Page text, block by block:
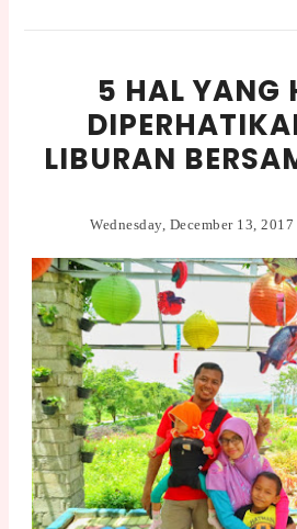
5 HAL YANG
LIBURAN
Wednesday, December 13, 2017